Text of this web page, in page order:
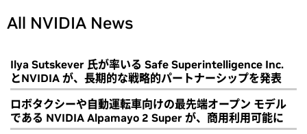
All NVIDIA News
Ilya Sutskever 氏が率いる Safe Superintelligence Inc.
とNVIDIA が、長期的な戦略的パートナーシップを発表
ロボタクシーや自動運転車向けの最先端オープン モデル
である NVIDIA Alpamayo 2 Super が、商用利用可能に